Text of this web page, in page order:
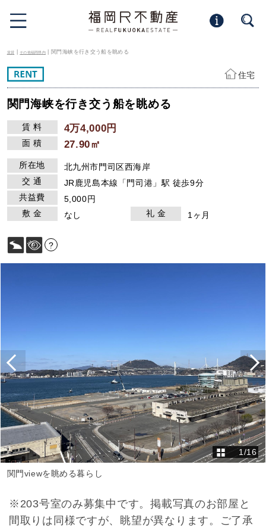
賃貸 |その他福岡県内 | 関門海峡を行き交う船を眺める
住宅
関門海峡を行き交う船を眺める
賃 料 4万4,000円
面 積 27.90㎡
所在地
北九州市門司区西海岸
交 通
JR鹿児島本線「門司港」駅 徒歩9分
共益費
5,000円
敷 金
なし 礼 金 1ヶ月
?
1 /16
関門viewを眺める暮らし
※203号室のみ募集中です。掲載写真のお部屋と
間取りは同様ですが、眺望が異なります。ご了承